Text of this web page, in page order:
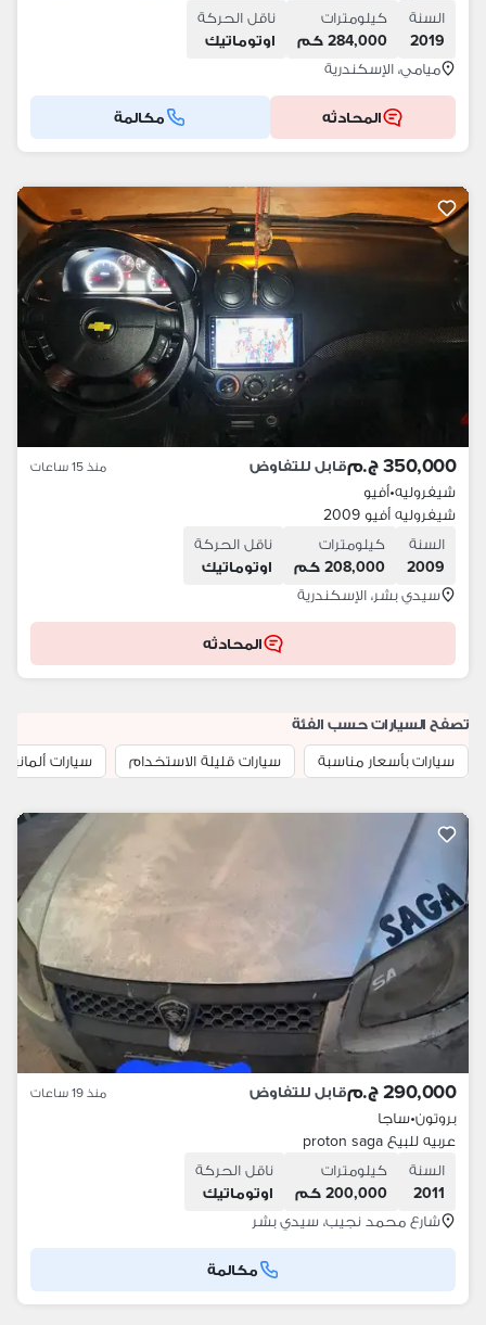
السنة
2019
كيلومترات
284,000 كم
ناقل الحركة
اوتوماتيك
ميامي، الإسكندرية
المحادثه مكالمة
350,000 ج.م قابل للتفاوض منذ 15 ساعات
شيفروليه•أفيو
شيفروليه أفيو 2009
السنة
2009
كيلومترات
208,000 كم
ناقل الحركة
اوتوماتيك
سيدي بشر، الإسكندرية
المحادثه
تصفح السيارات حسب الفئة
سيارات بأسعار مناسبة
سيارات قليلة الاستخدام سيارات ألمانية
290,000 ج.م قابل للتفاوض منذ 19 ساعات
بروتون•ساجا
عربيه للبيع proton saga
السنة
2011
كيلومترات
200,000 كم
ناقل الحركة
اوتوماتيك
شارع محمد نجيب، سيدي بشر
مكالمة